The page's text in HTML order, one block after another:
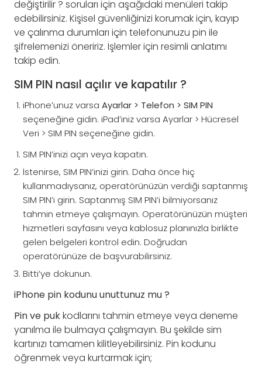
değiştirilir ? soruları için aşağıdaki menüleri takip
edebilirsiniz. Kişisel güvenliğinizi korumak için, kayıp
ve çalınma durumları için telefonunuzu pin ile
şifrelemenizi öneririz. İşlemler için resimli anlatımı
takip edin.
SIM PIN nasıl açılır ve kapatılır ?
iPhone’unuz varsa Ayarlar > Telefon > SIM PIN
seçeneğine gidin. iPad’iniz varsa Ayarlar > Hücresel
Veri > SIM PIN seçeneğine gidin.
SIM PIN’inizi açın veya kapatın.
İstenirse, SIM PIN’inizi girin. Daha önce hiç
kullanmadıysanız, operatörünüzün verdiği saptanmış
SIM PIN’i girin. Saptanmış SIM PIN’i bilmiyorsanız
tahmin etmeye çalışmayın. Operatörünüzün müşteri
hizmetleri sayfasını veya kablosuz planınızla birlikte
gelen belgeleri kontrol edin. Doğrudan
operatörünüze de başvurabilirsiniz.
Bitti’ye dokunun.
iPhone pin kodunu unuttunuz mu ?
Pin ve pukkodlarını tahmin etmeye veya deneme
yanılma ile bulmaya çalışmayın. Bu şekilde sim
kartınızı tamamen kilitleyebilirsiniz. Pin kodunu
öğrenmek veya kurtarmak için;